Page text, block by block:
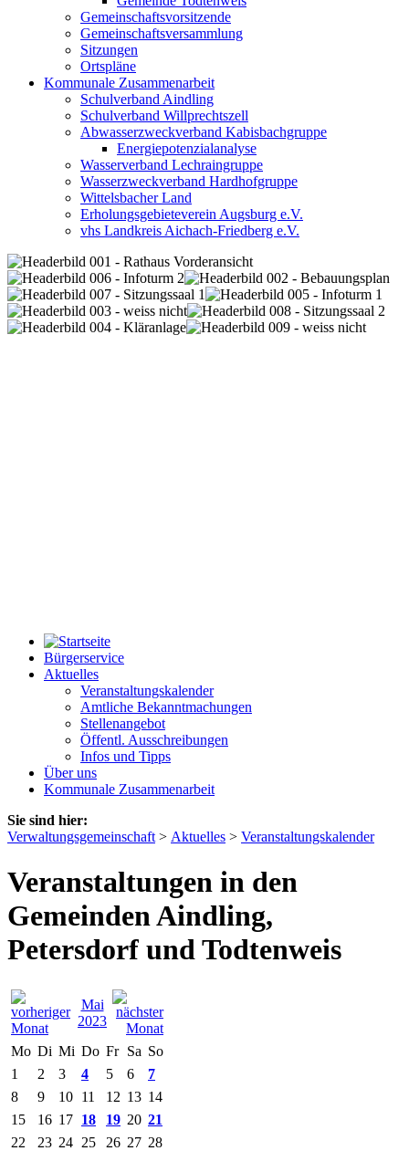
Gemeinschaftsvorsitzende
Gemeinschaftsversammlung
Sitzungen
Ortspläne
Kommunale Zusammenarbeit
Schulverband Aindling
Schulverband Willprechtszell
Abwasserzweckverband Kabisbachgruppe
Energiepotenzialanalyse
Wasserverband Lechraingruppe
Wasserzweckverband Hardhofgruppe
Wittelsbacher Land
Erholungsgebieteverein Augsburg e.V.
vhs Landkreis Aichach-Friedberg e.V.
Bürgerservice
Aktuelles
Veranstaltungskalender
Amtliche Bekanntmachungen
Stellenangebot
Öffentl. Ausschreibungen
Infos und Tipps
Über uns
Kommunale Zusammenarbeit
Sie sind hier:
Verwaltungsgemeinschaft > Aktuelles > Veranstaltungskalender
Veranstaltungen in den
Gemeinden Aindling,
Petersdorf und Todtenweis
Mai
2023
Mo Di Mi Do Fr Sa So
1
2 3 4 5 6
7
8
9 10 11 12 13 14
15
16 17 18 19 20 21
22
23 24 25 26 27 28